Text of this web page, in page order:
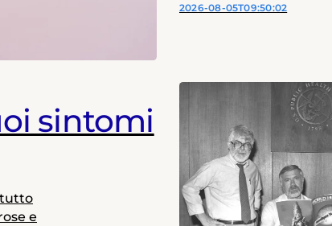
sintomi
e
2026-08-05T09:50:02